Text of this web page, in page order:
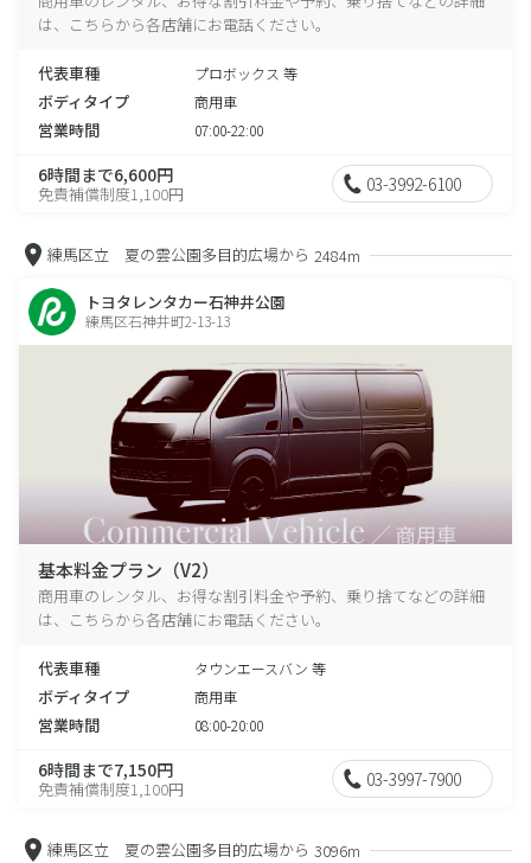
は、こちらから各店舗にお電話ください。
代表車種 プロボックス 等
ボディタイプ 商用車
営業時間 07:00-22:00
6時間まで6,600円
免責補償制度1,100円 03-3992-6100
練馬区立 夏の雲公園多目的広場から 2484m
トヨタレンタカー石神井公園
練馬区石神井町2-13-13
基本料金プラン（V2）
商用車のレンタル、お得な割引料金や予約、乗り捨てなどの詳細
は、こちらから各店舗にお電話ください。
代表車種 タウンエースバン 等
ボディタイプ 商用車
営業時間 08:00-20:00
6時間まで7,150円
免責補償制度1,100円 03-3997-7900
練馬区立 夏の雲公園多目的広場から 3096m